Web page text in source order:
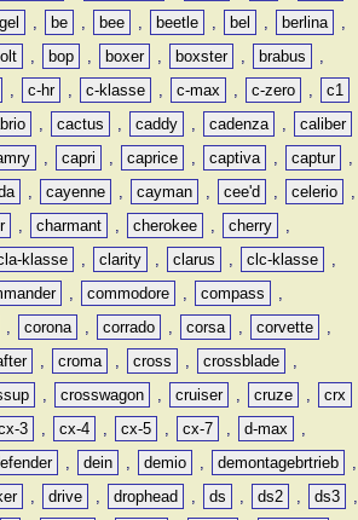
, be , bee , beetle , bel , berlina
,
, bop , boxer , boxster , brabus
,
, c-hr , c-klasse , c-max , c-zero ,
c1
, cactus , caddy , cadenza ,
caliber
, capri , caprice , captiva , captur
,
, cayenne , cayman , cee'd , celerio
,
, charmant , cherokee , cherry
,
klasse , clarity , clarus , clc-klasse
,
, commodore , compass
,
, corona , corrado , corsa , corvette
,
, croma , cross , crossblade
,
, crosswagon , cruiser , cruze ,
crx
3 , cx-4 , cx-5 , cx-7 , d-max
,
, dein , demio , demontagebrtrieb
,
, drive , drophead , ds , ds2 , ds3
,